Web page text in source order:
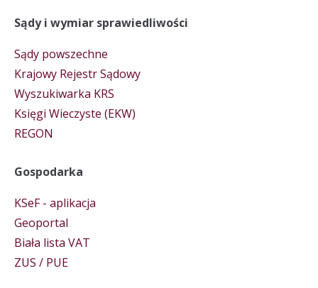
Sądy i wymiar sprawiedliwości
Sądy powszechne
Krajowy Rejestr Sądowy
Wyszukiwarka KRS
Księgi Wieczyste (EKW)
REGON
Gospodarka
KSeF - aplikacja
Geoportal
Biała lista VAT
ZUS / PUE